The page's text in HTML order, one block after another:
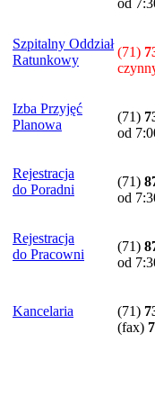
od
Szpitalny Oddział
Ratunkowy
(71)
Izba Przyjęć
Planowa
(71)
od
Rejestracja
do Poradni
(71)
od
Rejestracja
do Pracowni
(71)
od
Kancelaria (71)
(fax)